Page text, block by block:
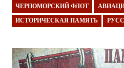
ЧЕРНОМОРСКИЙ ФЛОТ
ИСТОРИЧЕСКАЯ ПАМЯТЬ